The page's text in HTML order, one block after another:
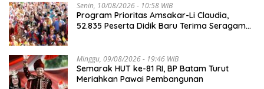
Senin, 10/08/2026 - 10:58 WIB
Program Prioritas Amsakar-Li Claudia,
52.835 Peserta Didik Baru Terima Seragam
Minggu, 09/08/2026 - 19:46 WIB
Semarak HUT ke-81 RI, BP Batam Turut
Meriahkan Pawai Pembangunan